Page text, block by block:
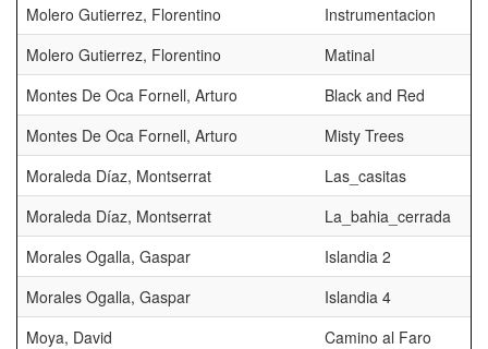
Molero Gutierrez, Florentino
Instrumentacion
Molero Gutierrez, Florentino
Matinal
Montes De Oca Fornell, Arturo
Black and Red
Montes De Oca Fornell, Arturo
Misty Trees
Moraleda Díaz, Montserrat
Las_casitas
Moraleda Díaz, Montserrat
La_bahia_cerrada
Morales Ogalla, Gaspar
Islandia 2
Morales Ogalla, Gaspar
Islandia 4
Moya, David
Camino al Faro